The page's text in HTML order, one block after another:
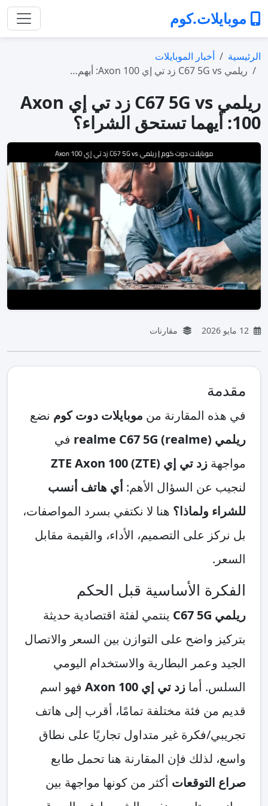
موبايلات.كوم
الرئيسية
أخبار الموبايلات
ريلمي C67 5G vs زد تي إي Axon 100: أيهم…
ريلمي C67 5G vs زد تي إي Axon
100: أيهما تستحق الشراء؟
مقارنات
مقدمة
في هذه المقارنة من موبايلات دوت كوم نضع
ريلمي (realme) realme C67 5G
في
مواجهة زد تي إي (ZTE) ZTE Axon 100
لنجيب عن السؤال الأهم: أي هاتف أنسب
للشراء ولماذا؟ هنا لا نكتفي بسرد المواصفات،
بل نركز على التصميم، الأداء، والقيمة مقابل
السعر.
الفكرة الأساسية قبل الحكم
ريلمي C67 5G
ينتمي لفئة اقتصادية حديثة
بتركيز واضح على التوازن بين السعر والاتصال
الجيد وعمر البطارية والاستخدام اليومي
السلس. أما زد تي إي Axon 100
فهو اسم
قديم من فئة مختلفة تمامًا، أقرب إلى هاتف
تجريبي/فكرة غير متداول تجاريًا على نطاق
واسع، لذلك فإن المقارنة هنا تحمل طابع
صراع التوقعات أكثر من كونها مواجهة بين